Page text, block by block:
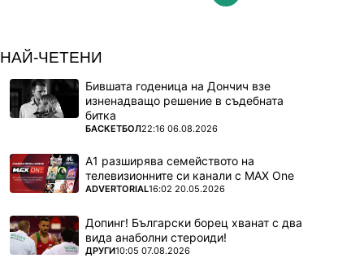
НАЙ-ЧЕТЕНИ
Бившата годеница на Дончич взе
изненадващо решение в съдебната
битка
ПОВЕЧЕ ОТ
БАСКЕТБОЛ22:16 06.08.2026
А1 разширява семейството на
телевизионните си канали с MAX One
ПОВЕЧЕ ОТ
ADVERTORIAL16:02 20.05.2026
Допинг! Български борец хванат с два
вида анаболни стероиди!
ПОВЕЧЕ ОТ
ДРУГИ10:05 07.08.2026